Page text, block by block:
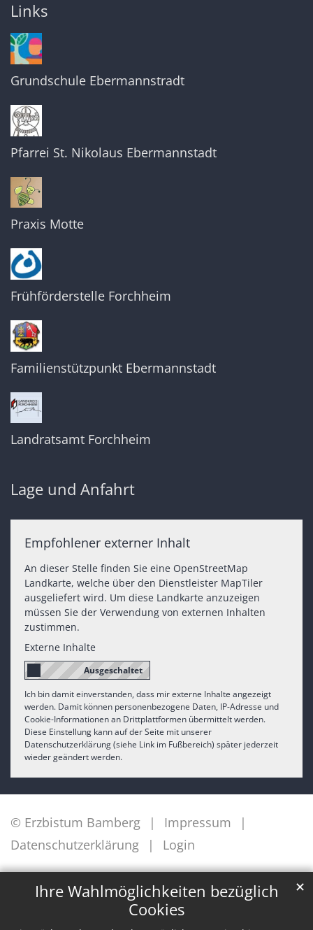
Ihre Wahlmöglichkeiten bezüglich
Cookies
✕
Links
Grundschule Ebermannstradt
Pfarrei St. Nikolaus Ebermannstadt
Praxis Motte
Frühförderstelle Forchheim
Familienstützpunkt Ebermannstadt
Landratsamt Forchheim
Lage und Anfahrt
Empfohlener externer Inhalt
An dieser Stelle finden Sie eine OpenStreetMap
Landkarte, welche über den Dienstleister MapTiler
ausgeliefert wird. Um diese Landkarte anzuzeigen
müssen Sie der Verwendung von externen Inhalten
zustimmen.
Externe Inhalte
Ich bin damit einverstanden, dass mir externe Inhalte angezeigt
werden. Damit können personenbezogene Daten, IP-Adresse und
Cookie-Informationen an Drittplattformen übermittelt werden.
Diese Einstellung kann auf der Seite mit unserer
Datenschutzerklärung (siehe Link im Fußbereich) später jederzeit
wieder geändert werden.
© Erzbistum Bamberg
Impressum
Datenschutzerklärung
Login